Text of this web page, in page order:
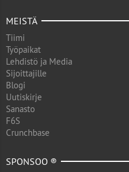
MEISTÄ
Tiimi
Työpaikat
Lehdistö ja Media
Sijoittajille
Blogi
Uutiskirje
Sanasto
F6S
Crunchbase
SPONSOO ®